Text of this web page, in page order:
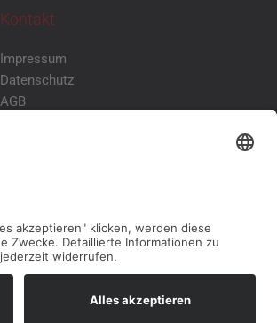
Kontakt
Impressum
Datenschutz
AGB